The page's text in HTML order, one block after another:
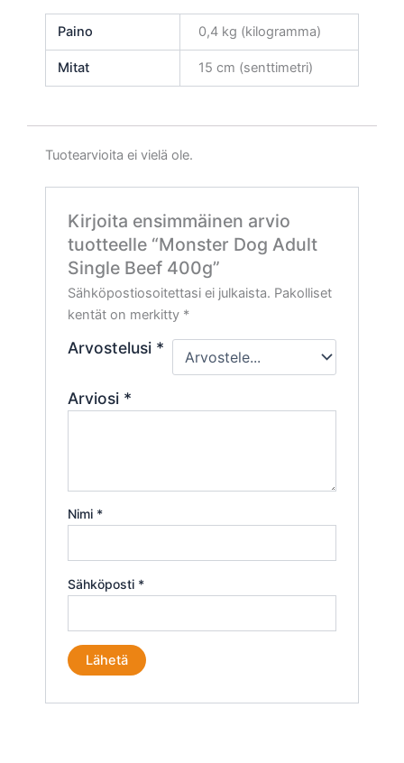
Paino 0,4 kg (kilogramma)
Mitat 15 cm (senttimetri)
Tuotearvioita ei vielä ole.
Kirjoita ensimmäinen arvio
tuotteelle “Monster Dog Adult
Single Beef 400g”
Sähköpostiosoitettasi ei julkaista. Pakolliset
kentät on merkitty *
Arvostelusi *
Arviosi *
Nimi *
Sähköposti *